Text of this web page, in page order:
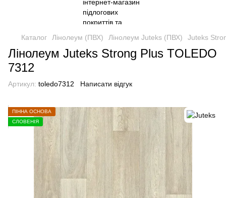
Каталог Лінолеум (ПВХ) Лінолеум Juteks (ПВХ) Juteks
Лінолеум Juteks Strong Plus TOLEDO
7312
Артикул: toledo7312 Написати відгук
ПІННА ОСНОВА
СЛОВЕНІЯ